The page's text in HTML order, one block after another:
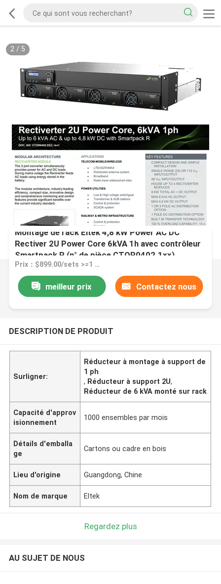
2/ 5
Montage de rack Eltek 4,8 kW Power AC DC
Rectiver 2U Power Core 6kVA 1h avec contrôleur
Smartpack R (n° de pièce CTOR0402.1xx)
Prix：$899.00/sets >=1 sets
meilleur prix Contactez nous
DESCRIPTION DE PRODUIT
Surligner:
Réducteur à montage à support de
1 ph
, Réducteur à support 2U,
Réducteur de 6 kVA monté sur rack
Capacité d'approv
isionnement
1000 ensembles par mois
Détails d'emballa
ge
Cartons ou cadre en bois
Lieu d'origine Guangdong, Chine
Nom de marque Eltek
Regardez plus
AU SUJET DE NOUS